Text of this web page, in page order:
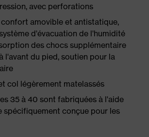
avec perforations
amovible et antistatique,
d'évacuation de l'humidité
des chocs supplémentaire
l'avant du pied, soutien pour la
col légèrement matelassés
35 à 40 sont fabriquées à l'aide
spécifiquement conçue pour les